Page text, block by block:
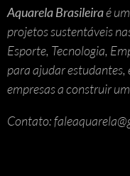
Aquarela Brasileiraé
projetos sustentáveis
Esporte, Tecnologia,
para ajudar estudantes,
empresas a construir
Contato: